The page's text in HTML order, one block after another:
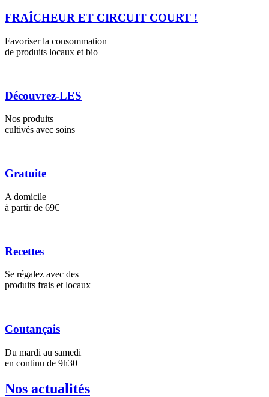
FRAÎCHEUR ET CIRCUIT COURT !
Favoriser la consommation
de produits locaux et bio
Découvrez-LES
Nos produits
cultivés avec soins
Gratuite
A domicile
à partir de 69€
Recettes
Se régalez avec des
produits frais et locaux
Coutançais
Du mardi au samedi
en continu de 9h30
Nos actualités